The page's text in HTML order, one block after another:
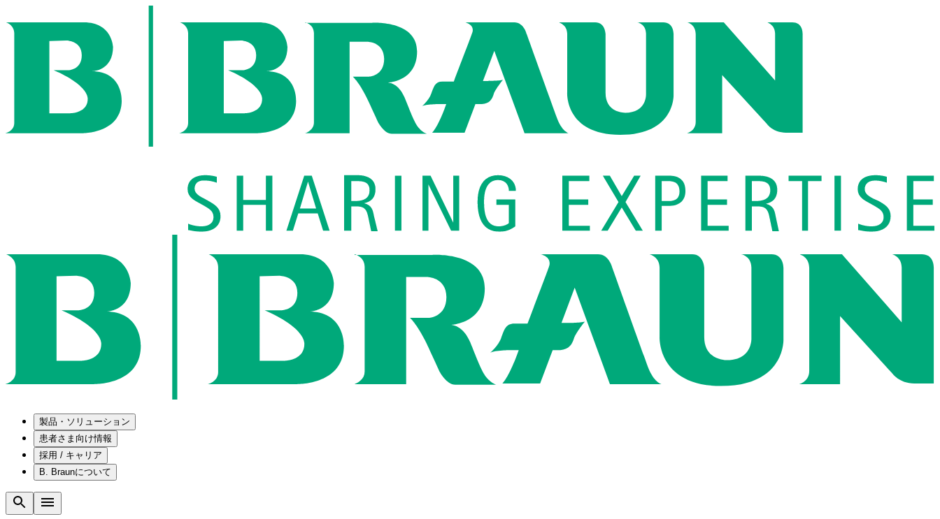
製品・ソリューション
ソリューション
患者さま向け情報
採用 / キャリア
B. Braunについて